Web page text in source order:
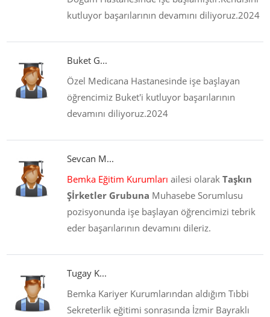
kutluyor başarılarının devamını diliyoruz.2024
Buket G...
Özel Medicana Hastanesinde işe başlayan
öğrencimiz Buket'i kutluyor başarılarının
devamını diliyoruz.2024
Sevcan M...
Bemka Eğitim Kurumları ailesi olarak Taşkın
Şİrketler Grubuna Muhasebe Sorumlusu
pozisyonunda işe başlayan öğrencimizi tebrik
eder başarılarının devamını dileriz.
Tugay K...
Bemka Kariyer Kurumlarından aldığım Tıbbi
Sekreterlik eğitimi sonrasında İzmir Bayraklı